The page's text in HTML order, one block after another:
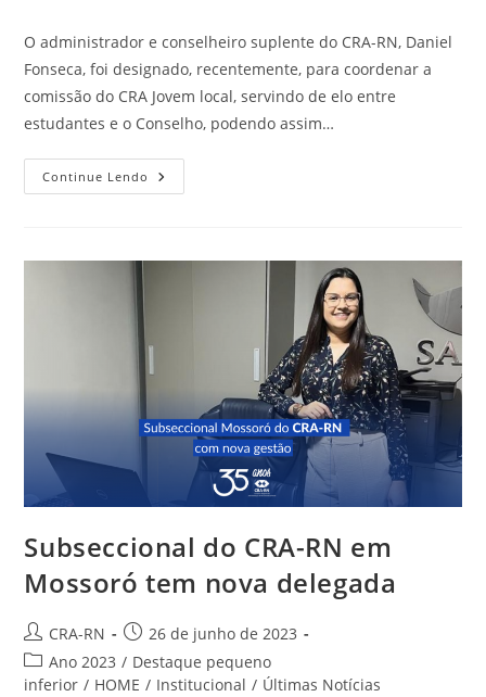
O administrador e conselheiro suplente do CRA-RN, Daniel
Fonseca, foi designado, recentemente, para coordenar a
comissão do CRA Jovem local, servindo de elo entre
estudantes e o Conselho, podendo assim…
Continue Lendo Administrador
Daniel
Subseccional do CRA-RN em
Mossoró tem nova delegada
Autor
do
post:
CRA-RN
Post
publicado:
26 de junho de 2023
Categoria
do
Ano 2023 / Destaque pequeno
inferior / HOME / Institucional / Últimas Notícias